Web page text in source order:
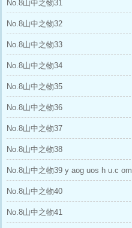
No.8山中之物31
No.8山中之物32
No.8山中之物33
No.8山中之物34
No.8山中之物35
No.8山中之物36
No.8山中之物37
No.8山中之物38
No.8山中之物39 y aog uos h u.c om
No.8山中之物40
No.8山中之物41